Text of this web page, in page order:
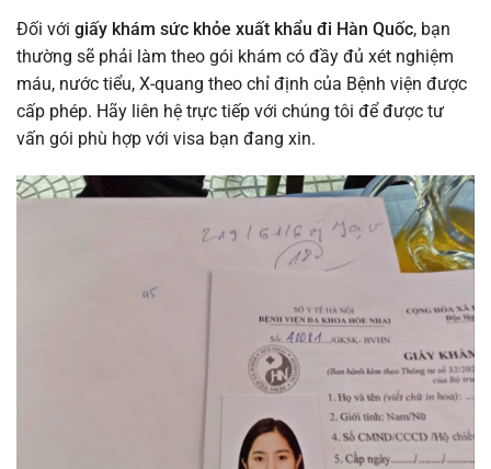
Đối với giấy khám sức khỏe xuất khẩu đi Hàn Quốc, bạn
thường sẽ phải làm theo gói khám có đầy đủ xét nghiệm
máu, nước tiểu, X-quang theo chỉ định của Bệnh viện được
cấp phép. Hãy liên hệ trực tiếp với chúng tôi để được tư
vấn gói phù hợp với visa bạn đang xin.